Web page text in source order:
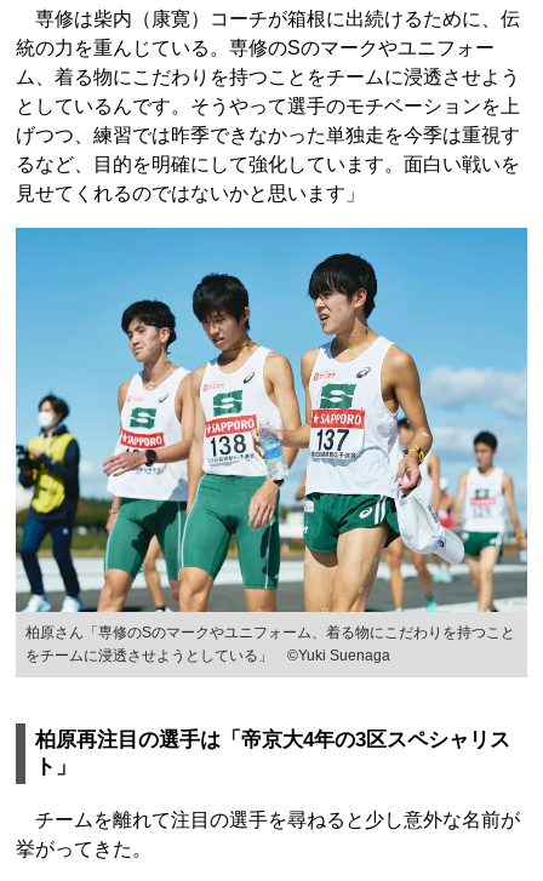
専修は柴内（康寛）コーチが箱根に出続けるために、伝
統の力を重んじている。専修のSのマークやユニフォー
ム、着る物にこだわりを持つことをチームに浸透させよう
としているんです。そうやって選手のモチベーションを上
げつつ、練習では昨季できなかった単独走を今季は重視す
るなど、目的を明確にして強化しています。面白い戦いを
見せてくれるのではないかと思います」
柏原さん「専修のSのマークやユニフォーム、着る物にこだわりを持つこと
をチームに浸透させようとしている」 ©Yuki Suenaga
柏原再注目の選手は「帝京大4年の3区スペシャリス
ト」
チームを離れて注目の選手を尋ねると少し意外な名前が
挙がってきた。